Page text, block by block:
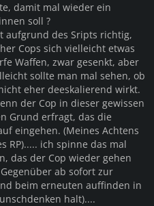
damit mal wieder ein
soll ?
aufgrund des Sripts richtig,
Cops sich vielleicht etwas
Waffen, zwar gesenkt, aber
sollte man mal sehen, ob
eher deeskalierend wirkt.
der Cop in dieser gewissen
Grund erfragt, das die
eingehen. (Meines Achtens
RP)..... ich spinne das mal
das der Cop wieder gehen
ab sofort zur
beim erneuten auffinden in
halt)....